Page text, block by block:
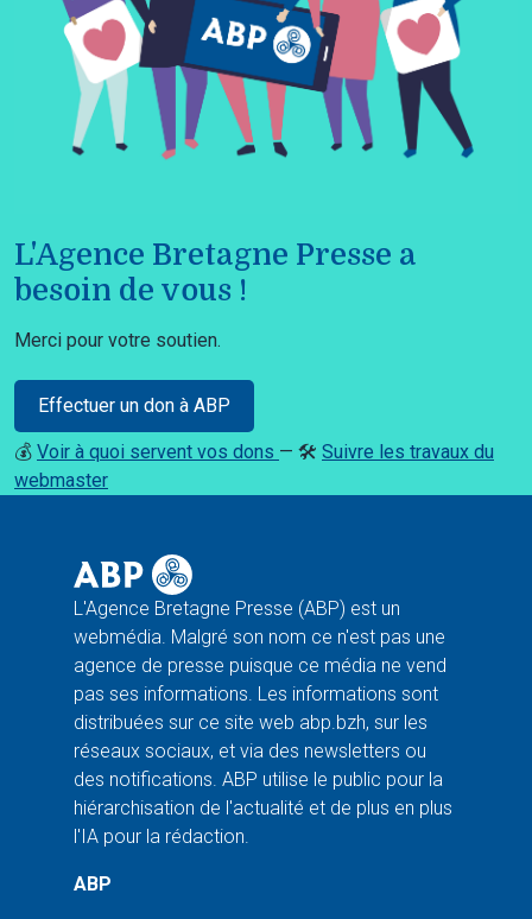
L'Agence Bretagne Presse a
besoin de vous !
Merci pour votre soutien.
Effectuer un don à ABP
💰 Voir à quoi servent vos dons — 🛠️ Suivre les travaux du
webmaster
L'Agence Bretagne Presse (ABP) est un
webmédia. Malgré son nom ce n'est pas une
agence de presse puisque ce média ne vend
pas ses informations. Les informations sont
distribuées sur ce site web abp.bzh, sur les
réseaux sociaux, et via des newsletters ou
des notifications. ABP utilise le public pour la
hiérarchisation de l'actualité et de plus en plus
l'IA pour la rédaction.
ABP